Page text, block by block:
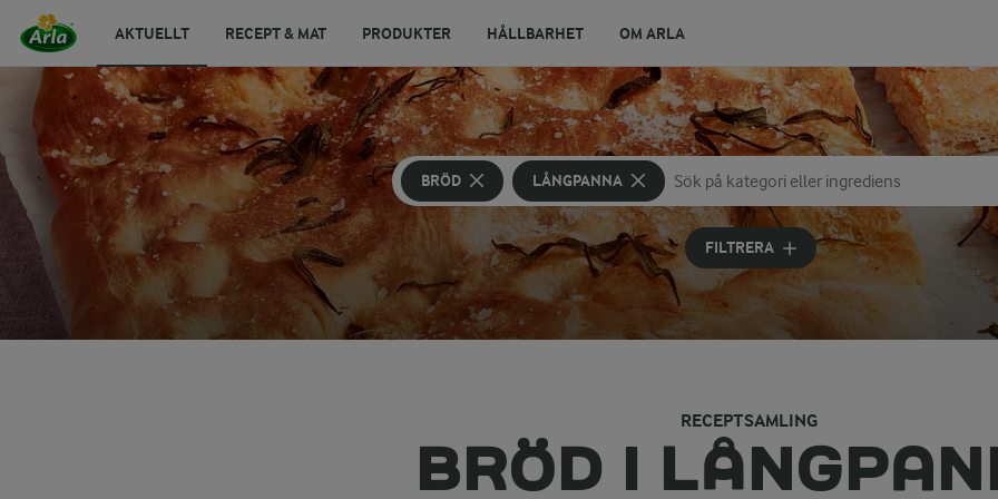
AKTUELLT RECEPT & MAT PRODUKTER HÅLLBARHET OM ARLA
BRÖD LÅNGPANNA
Sök på kategori eller ingrediens
Skriv in sökord för att få förslag
FILTRERA
RECEPTSAMLING
BRÖD I